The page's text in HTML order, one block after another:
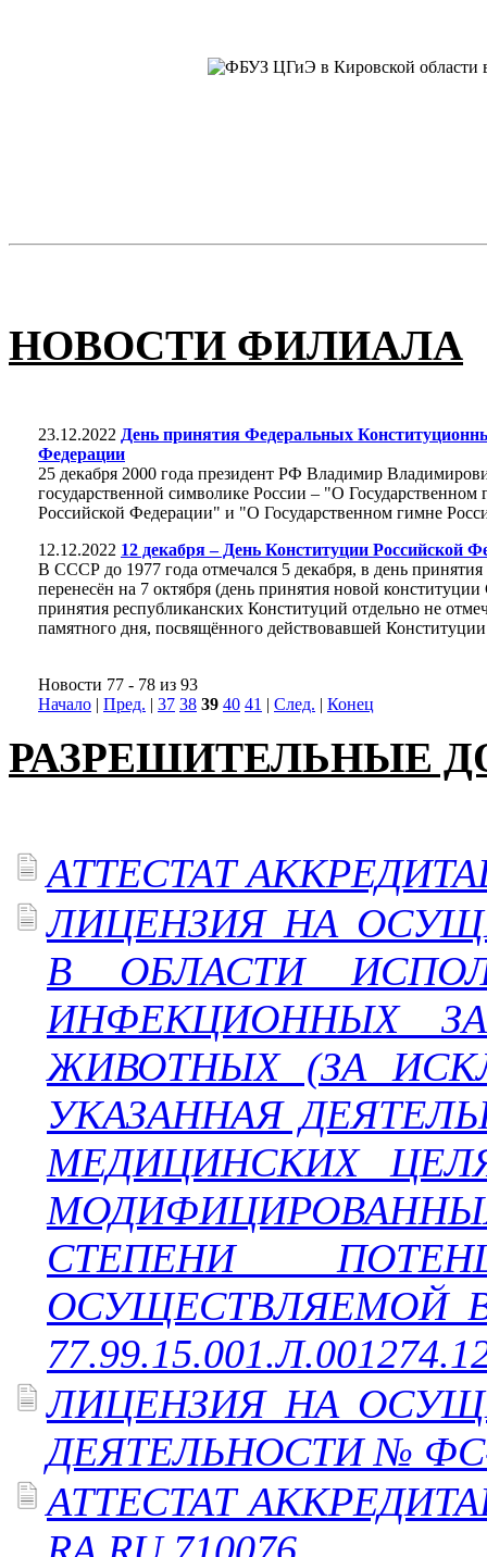
НОВОСТИ ФИЛИАЛА
23.12.2022 День принятия Федеральных
Федерации
25 декабря 2000 года президент РФ Владимир
государственной символике России – "О
Российской Федерации" и "О Государственном гимне
12.12.2022 12 декабря – День Конституции Российской
В СССР до 1977 года отмечался 5 декабря, в день
перенесён на 7 октября (день принятия новой
принятия республиканских Конституций отдельно не
памятного дня, посвящённого действовавшей
Новости 77 - 78 из 93
Начало | Пред. | 37 38 39 40 41 | След. | Конец
РАЗРЕШИТЕЛЬНЫЕ
АТТЕСТАТ
ЛИЦЕНЗИЯ НА
В ОБЛАСТИ
ИНФЕКЦИОННЫХ
ЖИВОТНЫХ (ЗА
УКАЗАННАЯ
МЕДИЦИНСКИХ
СТЕПЕНИ
ОСУЩЕСТВЛЯЕМОЙ
ЛИЦЕНЗИЯ НА
ДЕЯТЕЛЬНОСТИ № ФС-
АТТЕСТАТ